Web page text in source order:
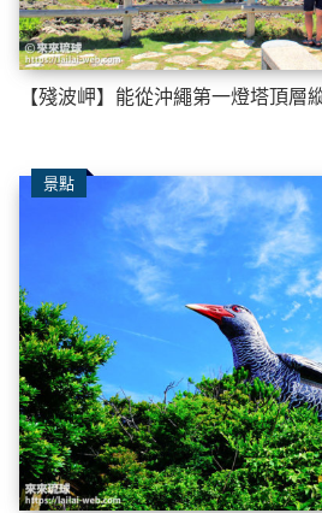
【殘波岬】能從沖繩第一燈塔頂層
景點